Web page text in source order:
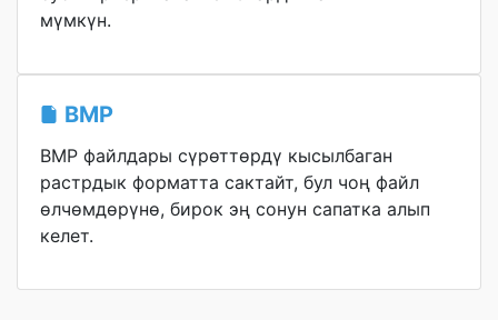
мүмкүн.
BMP
BMP файлдары сүрөттөрдү кысылбаган
растрдык форматта сактайт, бул чоң файл
өлчөмдөрүнө, бирок эң сонун сапатка алып
келет.